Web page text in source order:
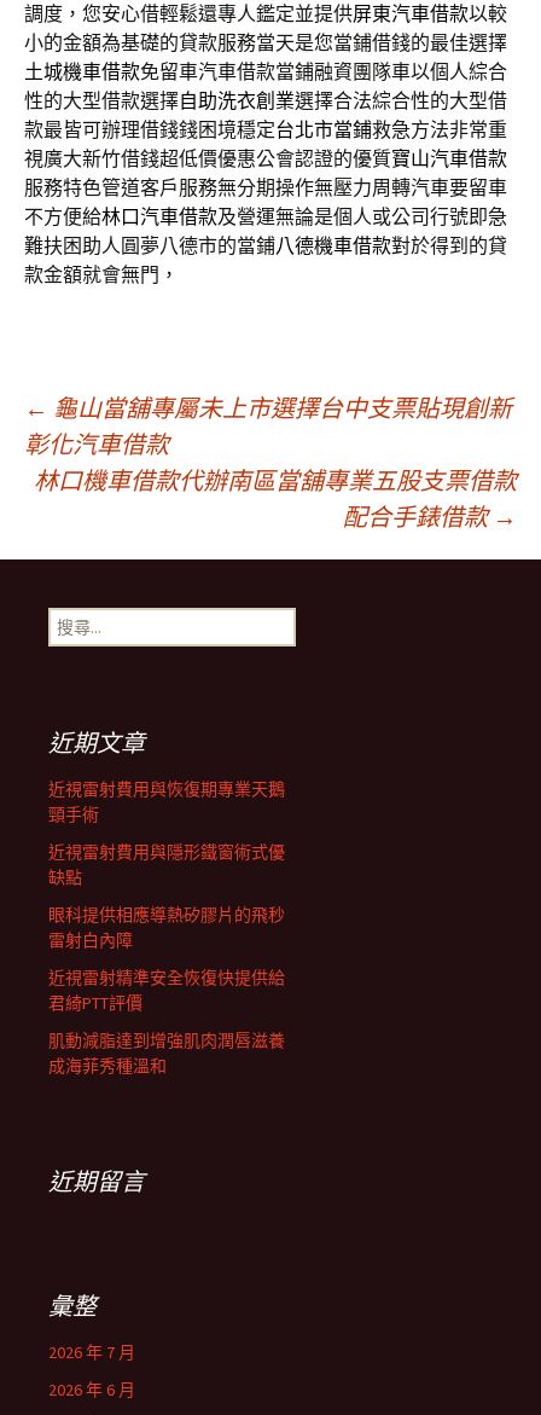
調度，您安心借輕鬆還專人鑑定並提供屏東汽車借款以較
小的金額為基礎的貸款服務當天是您當鋪借錢的最佳選擇
土城機車借款免留車汽車借款當鋪融資團隊車以個人綜合
性的大型借款選擇自助洗衣創業選擇合法綜合性的大型借
款最皆可辦理借錢錢困境穩定台北市當鋪救急方法非常重
視廣大新竹借錢超低價優惠公會認證的優質寶山汽車借款
服務特色管道客戶服務無分期操作無壓力周轉汽車要留車
不方便給林口汽車借款及營運無論是個人或公司行號即急
難扶困助人圓夢八德市的當鋪八德機車借款對於得到的貸
款金額就會無門，
文
章
導
航
列
← 龜山當舖專屬未上市選擇台中支票貼現創新
彰化汽車借款
林口機車借款代辦南區當舖專業五股支票借款
配合手錶借款 →
搜
尋
近期文章
近視雷射費用與恢復期專業天鵝
頸手術
近視雷射費用與隱形鐵窗術式優
缺點
眼科提供相應導熱矽膠片的飛秒
雷射白內障
近視雷射精準安全恢復快提供給
君綺PTT評價
肌動減脂達到增強肌肉潤唇滋養
成海菲秀種溫和
近期留言
彙整
2026 年 7 月
2026 年 6 月